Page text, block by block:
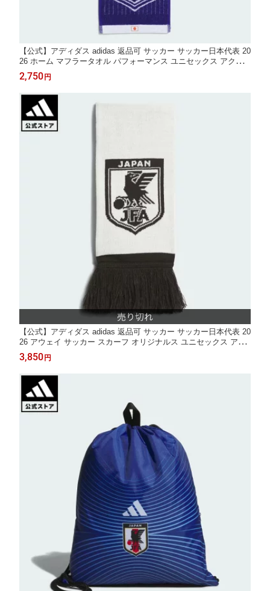
【公式】アディダス adidas 返品可 サッカー サッカー日本代表 20
26 ホーム マフラータオル パフォーマンス ユニセックス アクセ
サリー スイムアクセサリー 青 ブルー KC0751
2,750 円
【公式】アディダス adidas 返品可 サッカー サッカー日本代表 20
26 アウェイ サッカー スカーフ オリジナルス ユニセックス アク
セサリー スカーフ・ネックウォーマー 白 ホワイト KC0741
3,850 円